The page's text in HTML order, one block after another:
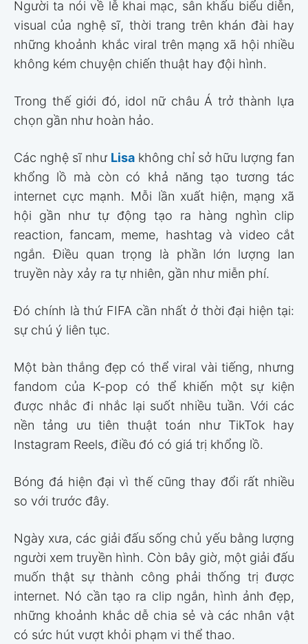
Người ta nói về lễ khai mạc, sân khấu biểu diễn,
visual của nghệ sĩ, thời trang trên khán đài hay
những khoảnh khắc viral trên mạng xã hội nhiều
không kém chuyện chiến thuật hay đội hình.
Trong thế giới đó, idol nữ châu Á trở thành lựa
chọn gần như hoàn hảo.
Các nghệ sĩ như Lisa không chỉ sở hữu lượng fan
khổng lồ mà còn có khả năng tạo tương tác
internet cực mạnh. Mỗi lần xuất hiện, mạng xã
hội gần như tự động tạo ra hàng nghìn clip
reaction, fancam, meme, hashtag và video cắt
ngắn. Điều quan trọng là phần lớn lượng lan
truyền này xảy ra tự nhiên, gần như miễn phí.
Đó chính là thứ FIFA cần nhất ở thời đại hiện tại:
sự chú ý liên tục.
Một bàn thắng đẹp có thể viral vài tiếng, nhưng
fandom của K-pop có thể khiến một sự kiện
được nhắc đi nhắc lại suốt nhiều tuần. Với các
nền tảng ưu tiên thuật toán như TikTok hay
Instagram Reels, điều đó có giá trị khổng lồ.
Bóng đá hiện đại vì thế cũng thay đổi rất nhiều
so với trước đây.
Ngày xưa, các giải đấu sống chủ yếu bằng lượng
người xem truyền hình. Còn bây giờ, một giải đấu
muốn thật sự thành công phải thống trị được
internet. Nó cần tạo ra clip ngắn, hình ảnh đẹp,
những khoảnh khắc dễ chia sẻ và các nhân vật
có sức hút vượt khỏi phạm vi thể thao.